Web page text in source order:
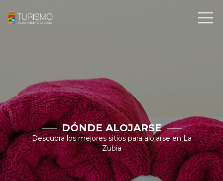
DÓNDE ALOJARSE
Descubra los mejores sitios para alojarse en La
Zubia